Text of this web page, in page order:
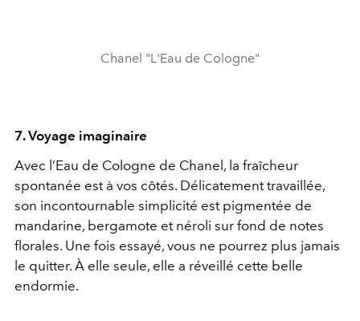
Chanel "L'Eau de Cologne"
7. Voyage imaginaire
Avec l’Eau de Cologne de Chanel, la fraîcheur
spontanée est à vos côtés. Délicatement travaillée,
son incontournable simplicité est pigmentée de
mandarine, bergamote et néroli sur fond de notes
florales. Une fois essayé, vous ne pourrez plus jamais
le quitter. À elle seule, elle a réveillé cette belle
endormie.